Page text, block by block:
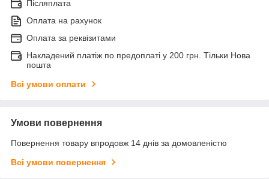
Післяплата
Оплата на рахунок
Оплата за реквізитами
Накладений платіж по предоплаті у 200 грн. Тільки Нова
пошта
Всі умови оплати
Умови повернення
Повернення товару впродовж 14 днів за домовленістю
Всі умови повернення